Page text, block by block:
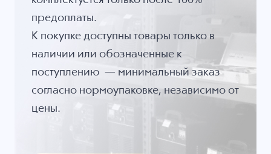
предоплаты.
К покупке доступны товары только в
наличии или обозначенные к
поступлению — минимальный заказ
согласно нормоупаковке, независимо от
цены.